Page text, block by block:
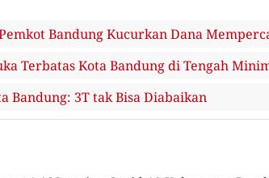
Bandung Kucurkan Dana
Terbatas Kota Bandung di Tengah
Bandung: 3T tak Bisa Diabaikan